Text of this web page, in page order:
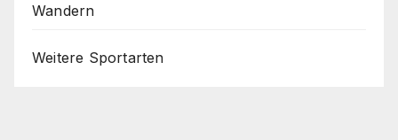
Wandern
Weitere Sportarten